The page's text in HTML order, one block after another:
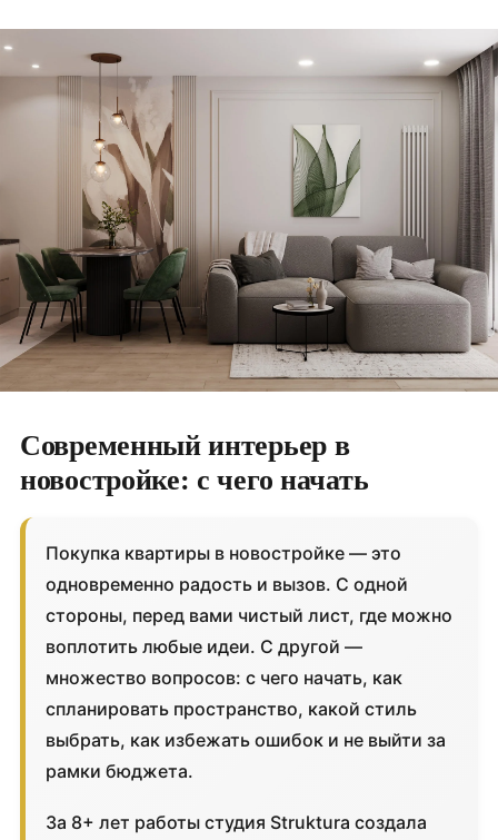
Современный интерьер в
новостройке: с чего начать
Покупка квартиры в новостройке — это
одновременно радость и вызов. С одной
стороны, перед вами чистый лист, где можно
воплотить любые идеи. С другой —
множество вопросов: с чего начать, как
спланировать пространство, какой стиль
выбрать, как избежать ошибок и не выйти за
рамки бюджета.
За 8+ лет работы студия Struktura создала